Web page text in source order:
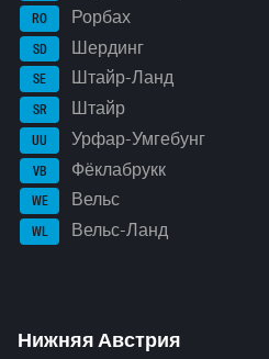
RO Рорбах
SD Шердинг
SE Штайр-Ланд
SR Штайр
UU Урфар-Умгебунг
VB Фёклабрукк
WE Вельс
WL Вельс-Ланд
Нижняя Австрия